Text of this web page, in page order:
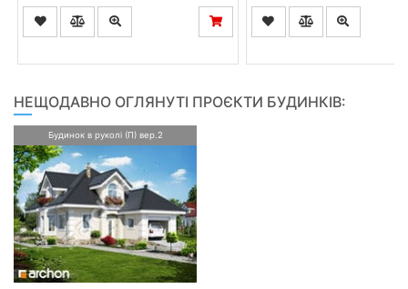
НЕЩОДАВНО ОГЛЯНУТІ ПРОЄКТИ БУДИНКІВ:
Будинок в руколі (П) вер.2